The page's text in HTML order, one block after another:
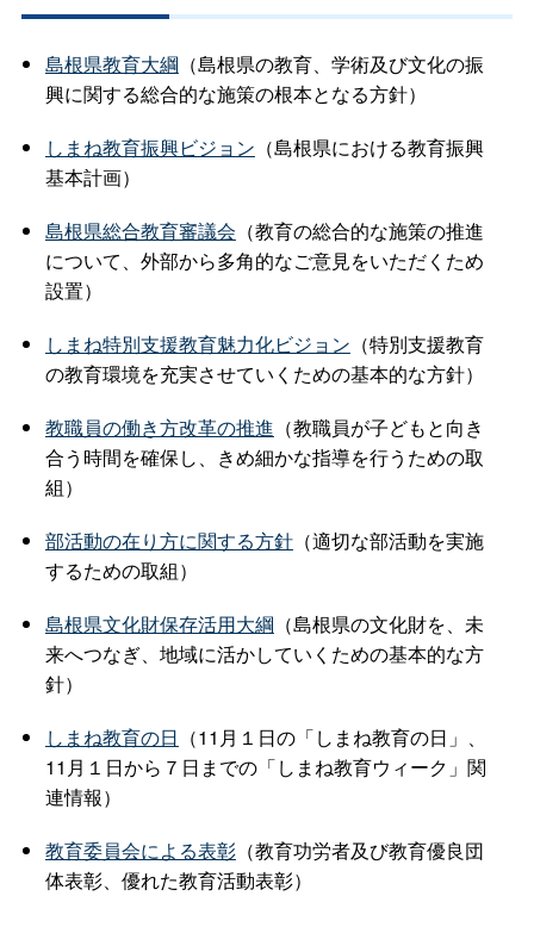
島根県教育大綱 （島根県の教育、学術及び文化の振
興に関する総合的な施策の根本となる方針）
しまね教育振興ビジョン （島根県における教育振興
基本計画）
島根県総合教育審議会 （教育の総合的な施策の推進
について、外部から多角的なご意見をいただくため
設置）
しまね特別支援教育魅力化ビジョン （特別支援教育
の教育環境を充実させていくための基本的な方針）
教職員の働き方改革の推進 （教職員が子どもと向き
合う時間を確保し、きめ細かな指導を行うための取
組）
部活動の在り方に関する方針（適切な部活動を実施
するための取組）
島根県文化財保存活用大綱 （島根県の文化財を、未
来へつなぎ、地域に活かしていくための基本的な方
針）
しまね教育の日 （11月１日の「しまね教育の日」、
11月１日から７日までの「しまね教育ウィーク」関
連情報）
教育委員会による表彰（教育功労者及び教育優良団
体表彰、優れた教育活動表彰）